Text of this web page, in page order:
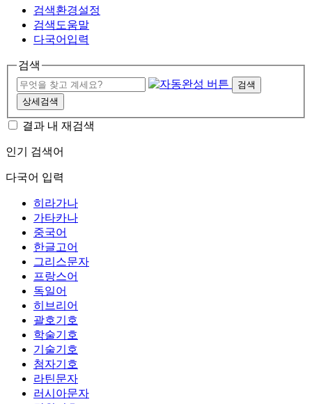
검색환경설정
검색도움말
다국어입력
검색
검색
상세검색
결과 내 재검색
인기 검색어
다국어 입력
히라가나
가타카나
중국어
한글고어
그리스문자
프랑스어
독일어
히브리어
괄호기호
학술기호
기술기호
첨자기호
라틴문자
러시아문자